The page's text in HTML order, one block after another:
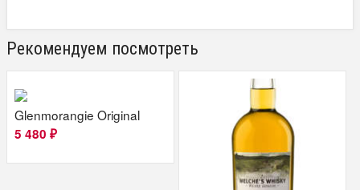
Рекомендуем посмотреть
Glenmorangie Original
5 480 ₽